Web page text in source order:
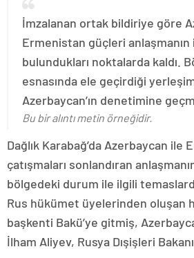
İmzalanan ortak bildiriye göre
Ermenistan güçleri anlaşmanın
bulundukları noktalarda kaldı.
esnasında ele geçirdiği
Azerbaycan’ın denetimine
Bu bir alıntı metin örneğidir.
Dağlık Karabağ’da Azerbaycan ile
çatışmaları sonlandıran
bölgedeki durum ile ilgili
Rus hükümet üyelerinden oluşan
başkenti Bakü’ye gitmiş,
İlham Aliyev, Rusya Dışişleri